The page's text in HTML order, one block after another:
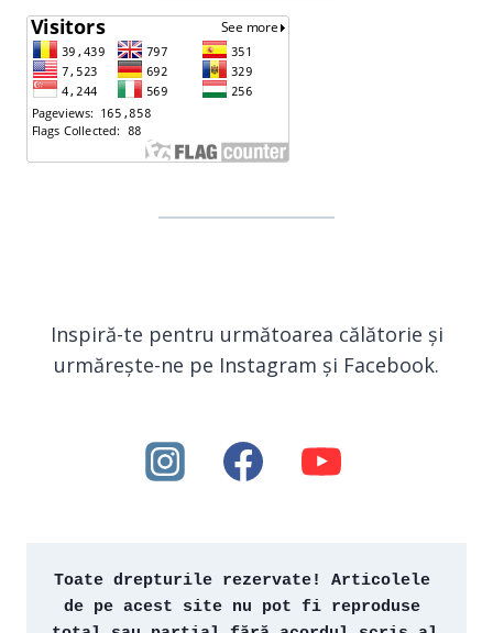
Inspiră-te pentru următoarea călătorie și
urmărește-ne pe Instagram și Facebook.
Toate drepturile rezervate! Articolele
de pe acest site nu pot fi reproduse